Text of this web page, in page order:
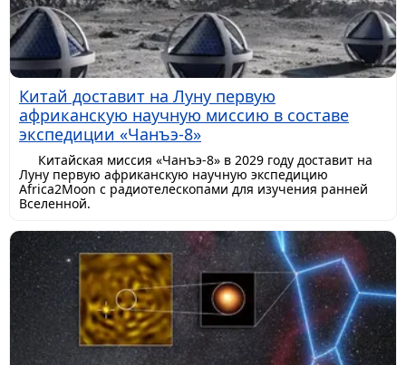
Китай доставит на Луну первую
африканскую научную миссию в составе
экспедиции «Чанъэ-8»
Китайская миссия «Чанъэ-8» в 2029 году доставит на
Луну первую африканскую научную экспедицию
Africa2Moon с радиотелескопами для изучения ранней
Вселенной.